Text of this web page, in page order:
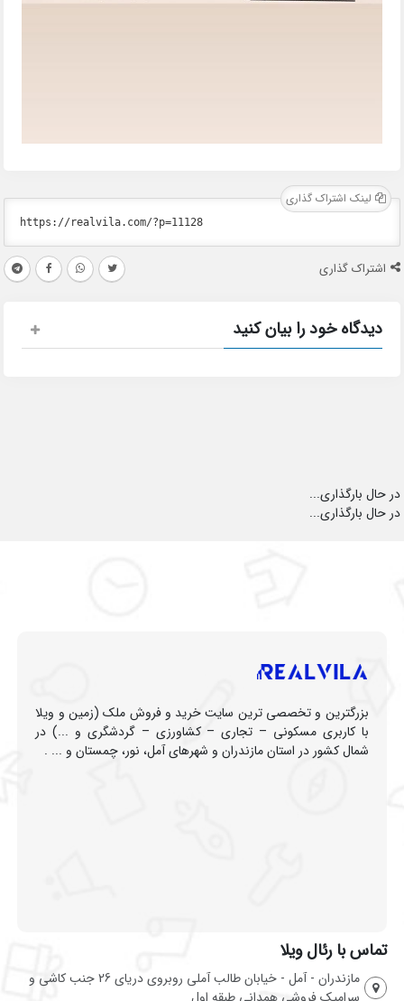
لینک اشتراک گذاری
اشتراک گذاری
دیدگاه خود را بیان کنید
در حال بارگذاری...
در حال بارگذاری...
بزرگترین و تخصصی ترین سایت خرید و فروش ملک (زمین و ویلا
با کاربری مسکونی – تجاری – کشاورزی – گردشگری و ...) در
شمال کشور در استان مازندران و شهرهای آمل، نور، چمستان و ... .
تماس با رئال ویلا
مازندران - آمل - خیابان طالب آملی روبروی دریای 26 جنب کاشی و